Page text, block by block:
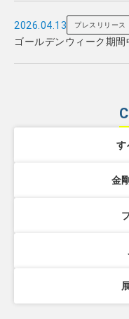
2026.04.13 プレスリリース
ゴールデンウィーク期
す
金